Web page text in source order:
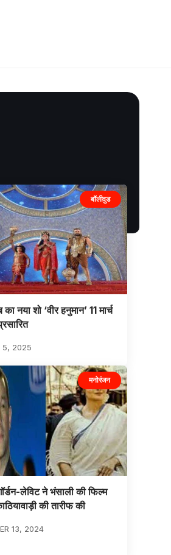
बॉलीवुड
नया शो ‘वीर हनुमान’ 11 मार्च
5, 2025
मनोरंजन
लेविट ने भंसाली की फिल्म
की तारीफ की
13, 2024